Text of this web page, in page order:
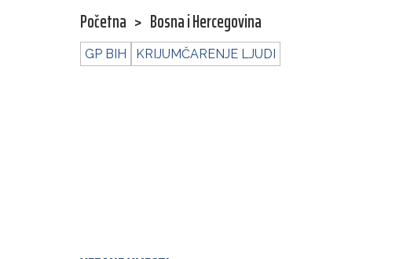
Početna > Bosna i Hercegovina
GP BIH KRIJUMČARENJE LJUDI